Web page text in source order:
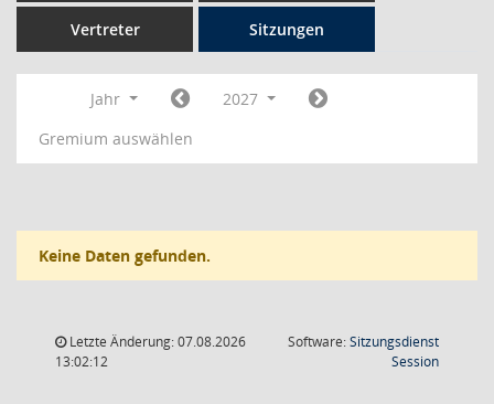
Vertreter Sitzungen
Jahr
2027
Gremium auswählen
Keine Daten gefunden.
Letzte Änderung: 07.08.2026
13:02:12
Software:Sitzungsdienst
Session(Wird in